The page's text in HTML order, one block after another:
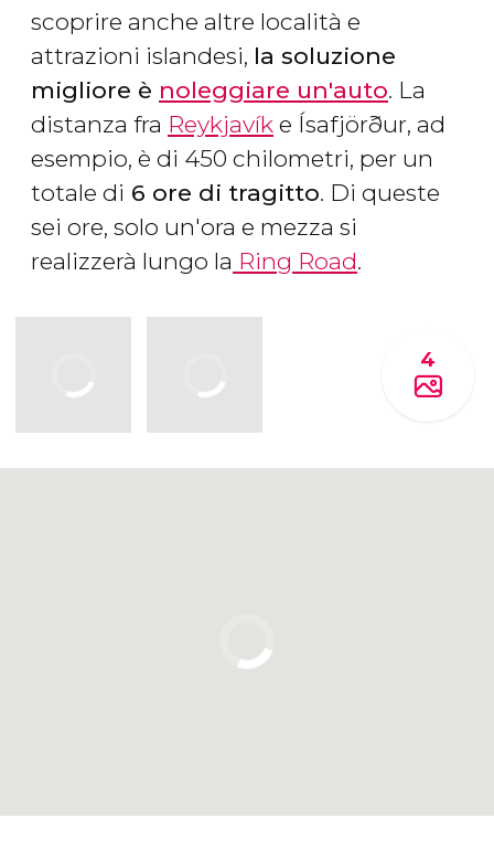
scoprire anche altre località e
attrazioni islandesi, la soluzione
migliore è noleggiare un'auto. La
distanza fra Reykjavík e Ísafjörður, ad
esempio, è di 450 chilometri, per un
totale di 6 ore di tragitto. Di queste
sei ore, solo un'ora e mezza si
realizzerà lungo la Ring Road.
4